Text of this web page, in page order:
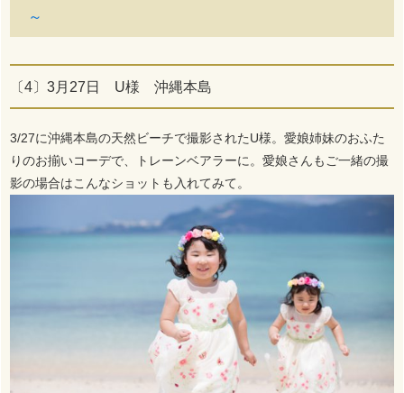
～
〔4〕3月27日 U様 沖縄本島
3/27に沖縄本島の天然ビーチで撮影されたU様。愛娘姉妹のおふた
りのお揃いコーデで、トレーンベアラーに。愛娘さんもご一緒の撮
影の場合はこんなショットも入れてみて。